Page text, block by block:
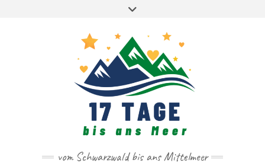
DE
vom Schwarzwald bis ans Mittelmeer